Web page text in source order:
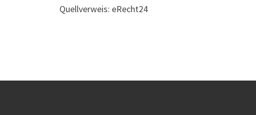
Quellverweis: eRecht24